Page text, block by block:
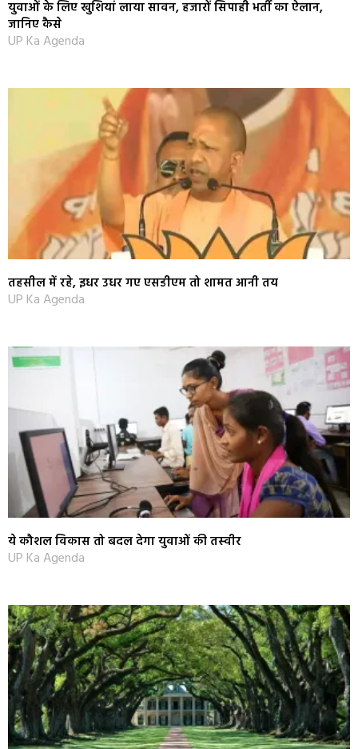
युवाओं के लिए खुशियां लाया सावन, हजारों सिपाही भर्ती का ऐलान,
जानिए कैसे
UP Ka Agenda
तहसील में रहे, इधर उधर गए एसडीएम तो शामत आनी तय
UP Ka Agenda
ये कौशल विकास तो बदल देगा युवाओं की तस्‍वीर
UP Ka Agenda